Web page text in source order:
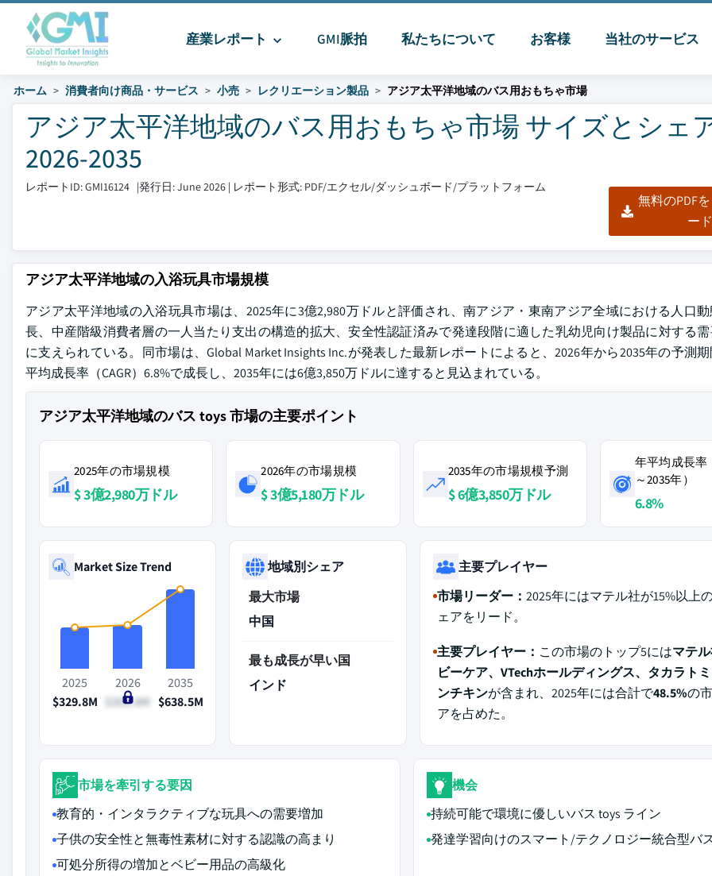
産業レポート GMI脈拍 私たちについて お客様 当社のサービス
ホーム 消費者向け商品・サービス 小売 レクリエーション製品 アジア太平洋地域のバス用おもちゃ市場
アジア太平洋地域のバス用おもちゃ市場 サイズとシェ
2026-2035
レポートID: GMI16124 |発行日: June 2026 | レポート形式: PDF/エクセル/ダッシュボード/プラットフォーム
無料のPDF
ード
アジア太平洋地域の入浴玩具市場規模
アジア太平洋地域の入浴玩具市場は、2025年に3億2,980万ドルと評価され、南アジア・東南アジア全域における人口
長、中産階級消費者層の一人当たり支出の構造的拡大、安全性認証済みで発達段階に適した乳幼児向け製品に対する
に支えられている。同市場は、Global Market Insights Inc.が発表した最新レポートによると、2026年から2035年の予測
平均成長率（CAGR）6.8%で成長し、2035年には6億3,850万ドルに達すると見込まれている。
アジア太平洋地域のバス toys 市場の主要ポイント
2025年の市場規模
$ 3億2,980万ドル
2026年の市場規模
$ 3億5,180万ドル
2035年の市場規模予測
$ 6億3,850万ドル
年平均成長率
～2035年）
6.8%
Market Size Trend
2025
$329.8M
2026
$351.8M
2035
$638.5M
地域別シェア
最大市場
中国
最も成長が早い国
インド
主要プレイヤー
市場リーダー： 2025年にはマテル社が15%以上
ェアをリード。
主要プレイヤー： この市場のトップ5にはマテ
ビーケア、VTechホールディングス、タカラト
ンチキンが含まれ、2025年には合計で48.5%の
アを占めた。
市場を牽引する要因
教育的・インタラクティブな玩具への需要増加
子供の安全性と無毒性素材に対する認識の高まり
可処分所得の増加とベビー用品の高級化
機会
持続可能で環境に優しいバス toys ライン
発達学習向けのスマート/テクノロジー統合型バ